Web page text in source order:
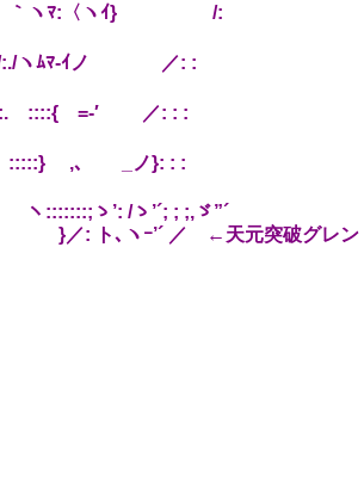
｀ヽﾏ:〈ヽｲ} /:
ヽﾑﾏ-ｲノ ／: :
=-′ ／: : :
,､ _ノ}: : :
/ゝ’´; ; ;,ゞ”´
’´ ／ ←天元突破グレン